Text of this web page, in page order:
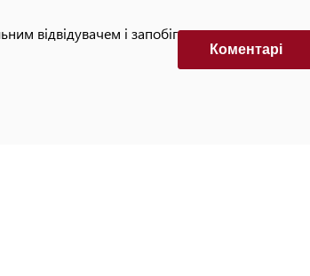
відвідувачем і запобігти автоматизованим
Коментарi